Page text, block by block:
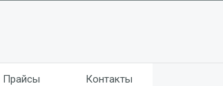
Прайсы Контакты